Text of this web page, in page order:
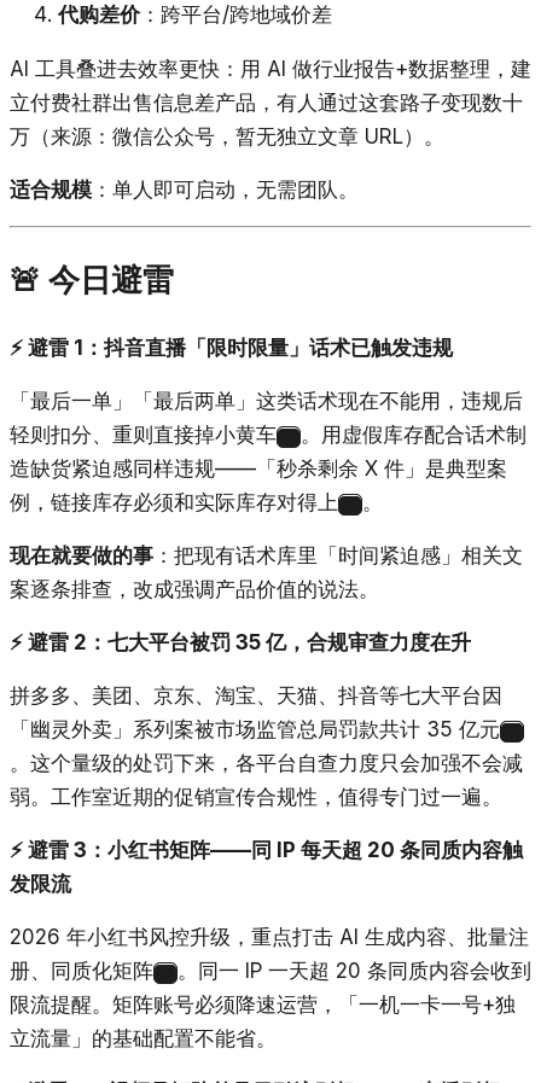
代购差价：跨平台/跨地域价差
AI 工具叠进去效率更快：用 AI 做行业报告+数据整理，建
立付费社群出售信息差产品，有人通过这套路子变现数十
万（来源：微信公众号，暂无独立文章 URL）。
适合规模 ：单人即可启动，无需团队。
🚨 今日避雷
⚡ 避雷 1：抖音直播「限时限量」话术已触发违规
「最后一单」「最后两单」这类话术现在不能用，违规后
轻则扣分、重则直接掉小黄车
。用虚假库存配合话术制
造缺货紧迫感同样违规——「秒杀剩余 X 件」是典型案
例，链接库存必须和实际库存对得上
。
现在就要做的事 ：把现有话术库里「时间紧迫感」相关文
案逐条排查，改成强调产品价值的说法。
⚡ 避雷 2：七大平台被罚 35 亿，合规审查力度在升
拼多多、美团、京东、淘宝、天猫、抖音等七大平台因
「幽灵外卖」系列案被市场监管总局罚款共计 35 亿元
。这个量级的处罚下来，各平台自查力度只会加强不会减
弱。工作室近期的促销宣传合规性，值得专门过一遍。
⚡ 避雷 3：小红书矩阵——同 IP 每天超 20 条同质内容触
发限流
2026 年小红书风控升级，重点打击 AI 生成内容、批量注
册、同质化矩阵
。同一 IP 一天超 20 条同质内容会收到
限流提醒。矩阵账号必须降速运营，「一机一卡一号+独
立流量」的基础配置不能省。